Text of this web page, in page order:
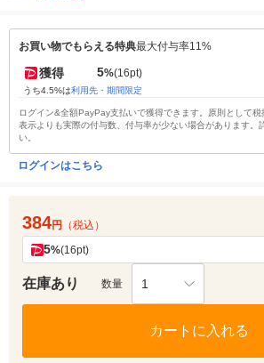
お買い物でもらえる特典最大付与率11%
獲得 5%(16pt)
うち4.5%は利用先・期間限定
ログイン&全額PayPay支払いで獲得できます。原則として税
表示よりも実際の付与数、付与率が少ない場合があります。
い。
ログインはこちら
384円 （税込）
5%(16pt)
在庫あり 数量 1
カートに入れる